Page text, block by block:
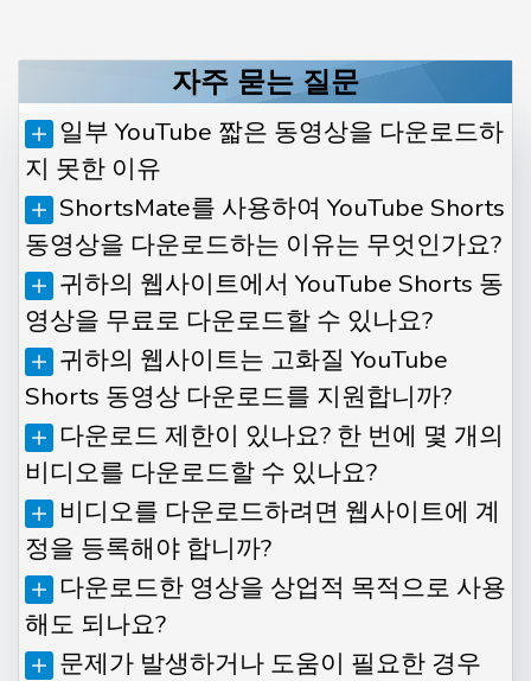
자주 묻는 질문
지 못한 이유
동영상을 다운로드하는 이유는 무엇인가요?
영상을 무료로 다운로드할 수 있나요?
Shorts 동영상 다운로드를 지원합니까?
비디오를 다운로드할 수 있나요?
정을 등록해야 합니까?
해도 되나요?